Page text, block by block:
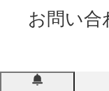
お問い合